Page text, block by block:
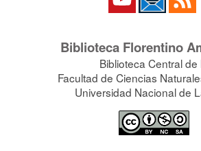
Biblioteca Florentino
Biblioteca Central de
Facultad de Ciencias
Universidad Nacional de